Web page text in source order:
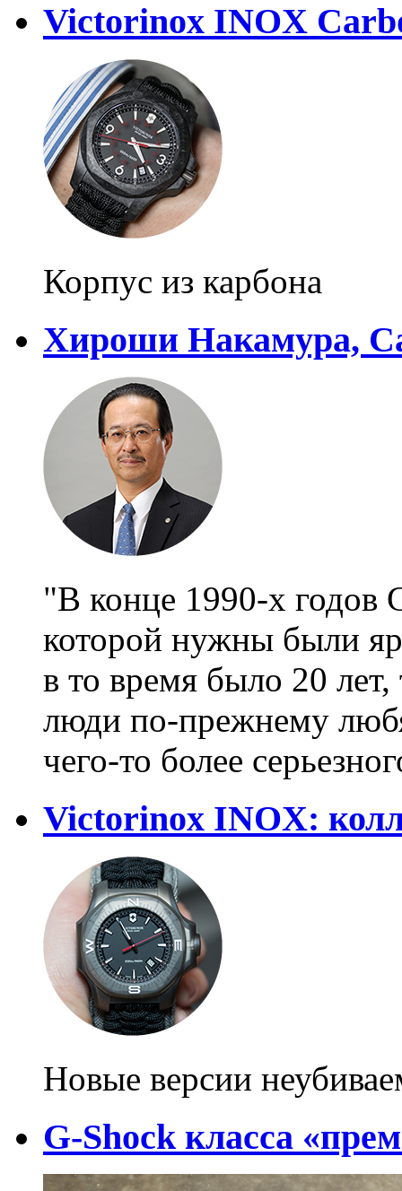
Victorinox INOX
Корпус из карбона
Хироши Накамура,
"В конце 1990-х годов
которой нужны были
в то время было 20
люди по-прежнему
чего-то более
Victorinox INOX:
Новые версии
G-Shock класса